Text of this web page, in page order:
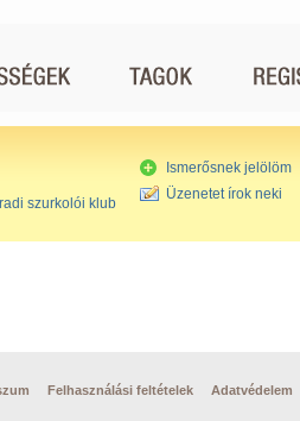
szurkolói klub
Ismerősnek jelölöm
Üzenetet írok neki
Felhasználási feltételek Adatvédelem